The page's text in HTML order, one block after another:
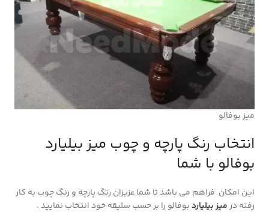
میز بوفالو
انتخاب رنگ پارچه و چوب میز بیلیارد
بوفالو با شما
این امکان فراهم می باشد تا شما عزیزان رنگ پارچه و رنگ چوب به کار
رفته درمیز بیلیاردبوفالو را بر حسب سلیقه خود انتخاب نمایید .